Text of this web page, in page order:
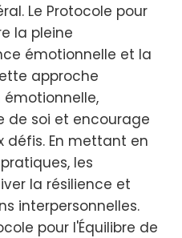
Le Protocole pour
la pleine
émotionnelle et la
approche
de soi et encourage
En mettant en
les
la résilience et
interpersonnelles.
pour l'Équilibre de